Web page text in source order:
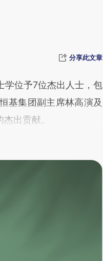
分享此文章
学位予7位杰出人士，包
基集团副主席林高演及
出贡献。